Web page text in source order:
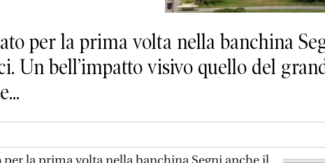
per la prima volta nella banchina
Un bell’impatto visivo quello del